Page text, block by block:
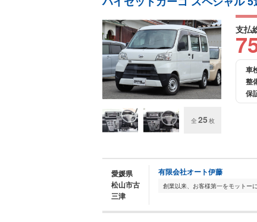
全 25枚
支払
車
整
保
愛媛県
松山市古
三津
有限会社オート伊藤